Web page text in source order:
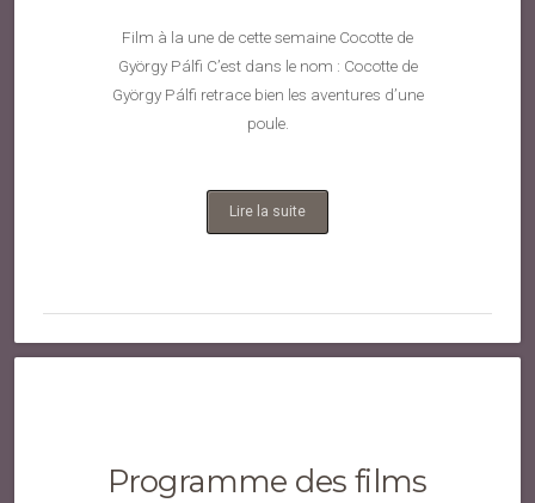
Film à la une de cette semaine Cocotte de
György Pálfi C’est dans le nom : Cocotte de
György Pálfi retrace bien les aventures d’une
poule.
Lire la suite
Programme des films